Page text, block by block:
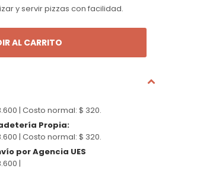
y servir pizzas con facilidad.
AL CARRITO
| Costo normal: $ 320.
Propia:
| Costo normal: $ 320.
por Agencia UES
|